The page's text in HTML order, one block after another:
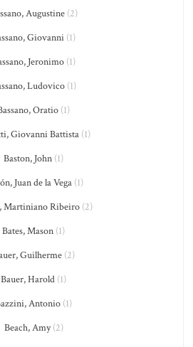
Augustine(2)
Giovanni (1)
Jeronimo(1)
Ludovico(1)
Oratio (1)
Giovanni Battista (1)
Baston, John (1)
Juan de la Vega (1)
Martiniano Ribeiro (2)
Bates, Mason (1)
Guilherme(2)
Bauer, Harold (1)
Antonio (1)
Beach, Amy(2)